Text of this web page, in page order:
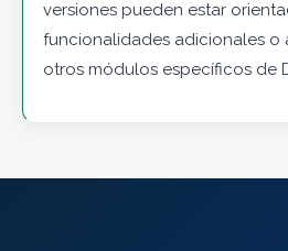
versiones pueden estar
funcionalidades adicionales o
otros módulos específicos de